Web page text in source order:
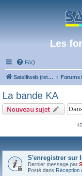
Les
FAQ
Satelliweb (retour vers le site)
La bande KA
Nouveau sujet
S'enregistrer sur
Dernier message par
Posté dans Réception